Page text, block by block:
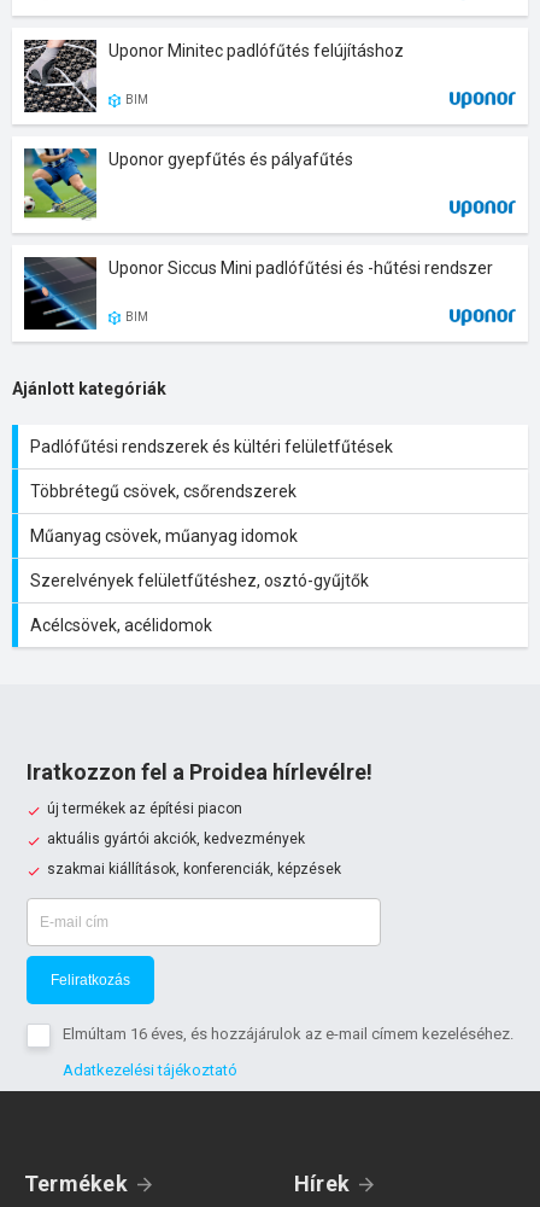
Uponor Minitec padlófűtés felújításhoz
BIM
Uponor gyepfűtés és pályafűtés
Uponor Siccus Mini padlófűtési és -hűtési rendszer
BIM
Ajánlott kategóriák
Padlófűtési rendszerek és kültéri felületfűtések
Többrétegű csövek, csőrendszerek
Műanyag csövek, műanyag idomok
Szerelvények felületfűtéshez, osztó-gyűjtők
Acélcsövek, acélidomok
Iratkozzon fel a Proidea hírlevélre!
új termékek az építési piacon
aktuális gyártói akciók, kedvezmények
szakmai kiállítások, konferenciák, képzések
Feliratkozás
Elmúltam 16 éves, és hozzájárulok az e-mail címem kezeléséhez.
Adatkezelési tájékoztató
Termékek Hírek